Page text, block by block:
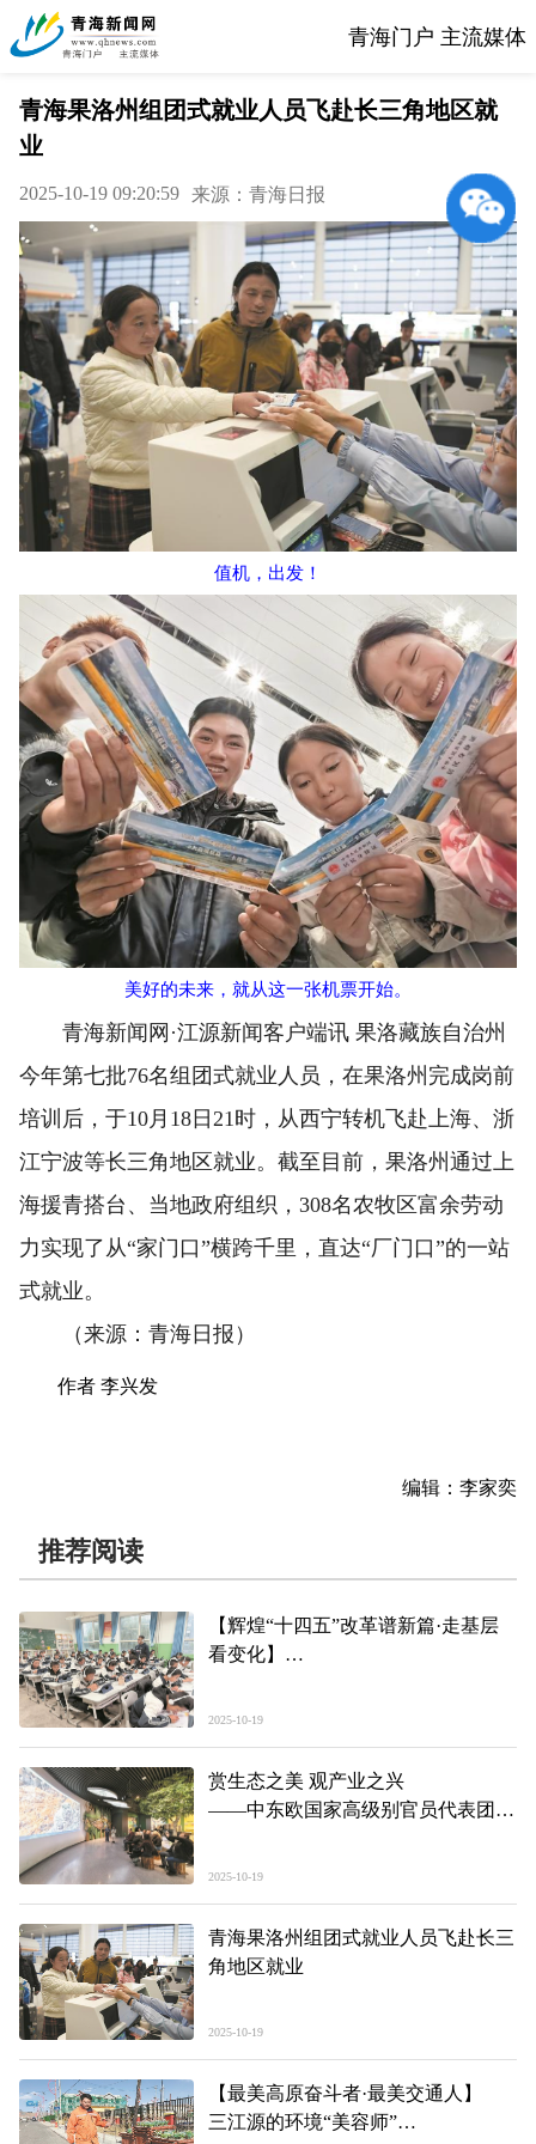
青海门户 主流媒体
青海果洛州组团式就业人员飞赴长三角地区就
业
2025-10-19 09:20:59 来源：青海日报
值机，出发！
美好的未来，就从这一张机票开始。
青海新闻网·江源新闻客户端讯 果洛藏族自治州
今年第七批76名组团式就业人员，在果洛州完成岗前
培训后，于10月18日21时，从西宁转机飞赴上海、浙
江宁波等长三角地区就业。截至目前，果洛州通过上
海援青搭台、当地政府组织，308名农牧区富余劳动
力实现了从“家门口”横跨千里，直达“厂门口”的一站
式就业。
（来源：青海日报）
作者 李兴发
编辑：李家奕
推荐阅读
【辉煌“十四五”改革谱新篇·走基层
看变化】
2025-10-19
赏生态之美 观产业之兴
——中东欧国家高级别官员代表团访
2025-10-19
青海果洛州组团式就业人员飞赴长三
角地区就业
2025-10-19
【最美高原奋斗者·最美交通人】
三江源的环境“美容师”